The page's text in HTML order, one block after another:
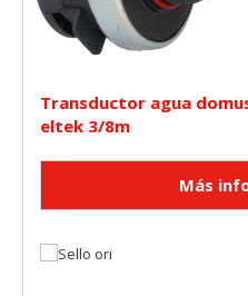
Transductor agua
eltek 3/8m